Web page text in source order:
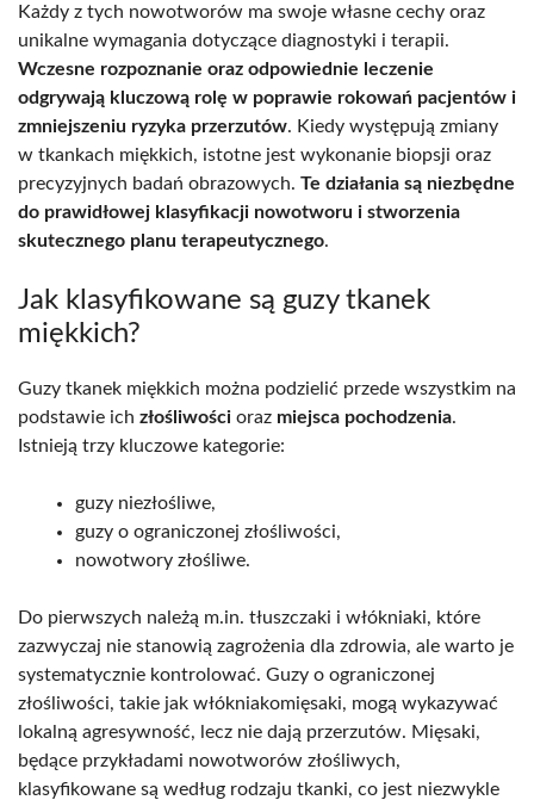
Każdy z tych nowotworów ma swoje własne cechy oraz
unikalne wymagania dotyczące diagnostyki i terapii.
Wczesne rozpoznanie oraz odpowiednie leczenie
odgrywają kluczową rolę w poprawie rokowań pacjentów i
zmniejszeniu ryzyka przerzutów. Kiedy występują zmiany
w tkankach miękkich, istotne jest wykonanie biopsji oraz
precyzyjnych badań obrazowych. Te działania są niezbędne
do prawidłowej klasyfikacji nowotworu i stworzenia
skutecznego planu terapeutycznego.
Jak klasyfikowane są guzy tkanek
miękkich?
Guzy tkanek miękkich można podzielić przede wszystkim na
podstawie ich złośliwości oraz miejsca pochodzenia.
Istnieją trzy kluczowe kategorie:
guzy niezłośliwe,
guzy o ograniczonej złośliwości,
nowotwory złośliwe.
Do pierwszych należą m.in. tłuszczaki i włókniaki, które
zazwyczaj nie stanowią zagrożenia dla zdrowia, ale warto je
systematycznie kontrolować. Guzy o ograniczonej
złośliwości, takie jak włókniakomięsaki, mogą wykazywać
lokalną agresywność, lecz nie dają przerzutów. Mięsaki,
będące przykładami nowotworów złośliwych,
klasyfikowane są według rodzaju tkanki, co jest niezwykle